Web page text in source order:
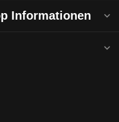
Informationen